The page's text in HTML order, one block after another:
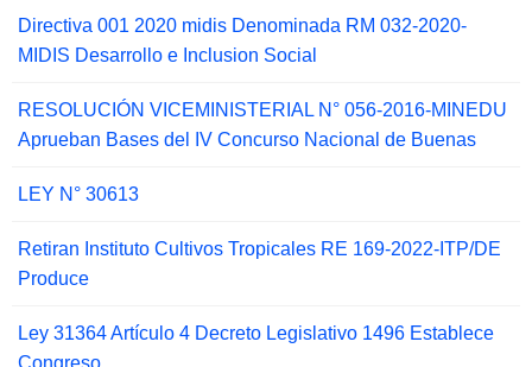
Directiva 001 2020 midis Denominada RM 032-2020-
MIDIS Desarrollo e Inclusion Social
RESOLUCIÓN VICEMINISTERIAL N° 056-2016-MINEDU
Aprueban Bases del IV Concurso Nacional de Buenas
LEY N° 30613
Retiran Instituto Cultivos Tropicales RE 169-2022-ITP/DE
Produce
Ley 31364 Artículo 4 Decreto Legislativo 1496 Establece
Congreso